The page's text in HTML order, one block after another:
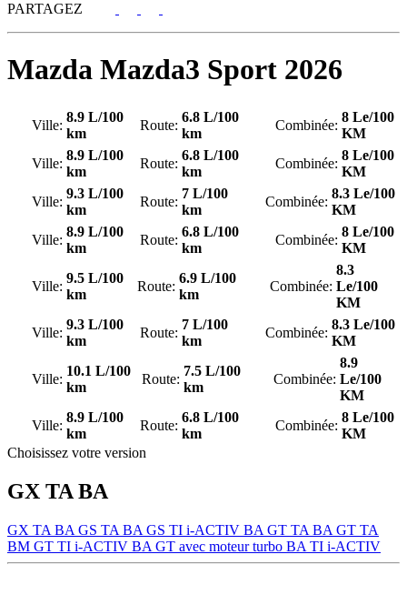
PARTAGEZ
Mazda Mazda3 Sport 2026
Ville:
8.9 L/100
km
Route:
6.8 L/100
km
Combinée:
8 Le/100
KM
Ville:
8.9 L/100
km
Route:
6.8 L/100
km
Combinée:
8 Le/100
KM
Ville:
9.3 L/100
km
Route:
7 L/100
km
Combinée:
8.3 Le/100
KM
Ville:
8.9 L/100
km
Route:
6.8 L/100
km
Combinée:
8 Le/100
KM
Ville:
9.5 L/100
km
Route:
6.9 L/100
km
Combinée:
8.3
Le/100
KM
Ville:
9.3 L/100
km
Route:
7 L/100
km
Combinée:
8.3 Le/100
KM
Ville:
10.1 L/100
km
Route:
7.5 L/100
km
Combinée:
8.9
Le/100
KM
Ville:
8.9 L/100
km
Route:
6.8 L/100
km
Combinée:
8 Le/100
KM
Choisissez votre version
GX TA BA
GX TA BA GS TA BA GS TI i-ACTIV BA GT TA BA GT TA
BM GT TI i-ACTIV BA GT avec moteur turbo BA TI i-ACTIV